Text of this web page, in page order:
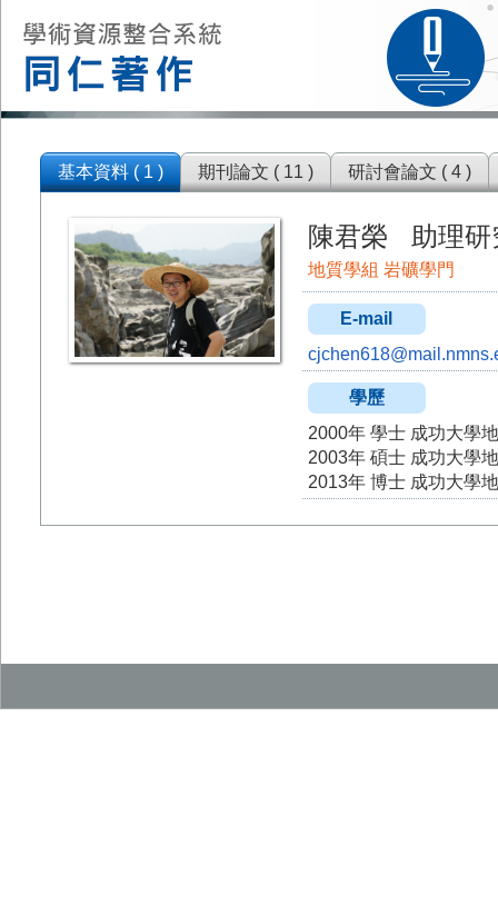
基本資料 ( 1 ) 期刊論文 ( 11 ) 研討會論文 ( 4 )
陳君榮 助理研
地質學組 岩礦學門
E-mail
學歷
2000年 學士 成功大學
2003年 碩士 成功大學
2013年 博士 成功大學